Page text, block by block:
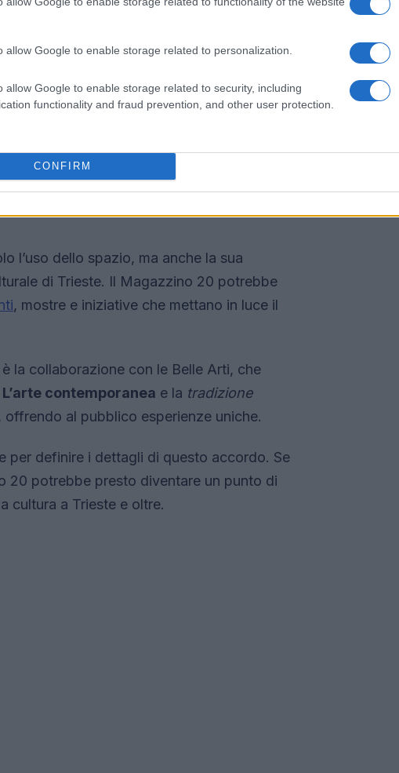
allow Google to enable storage related to personalization.
allow Google to enable storage related to security, including
functionality and fraud prevention, and other user protection.
CONFIRM
l’uso dello spazio, ma anche la sua
di Trieste. Il Magazzino 20 potrebbe
, mostre e iniziative che mettano in luce il
la collaborazione con le Belle Arti, che
L’arte contemporanea e la tradizione
al pubblico esperienze uniche.
per definire i dettagli di questo accordo. Se
20 potrebbe presto diventare un punto di
cultura a Trieste e oltre.